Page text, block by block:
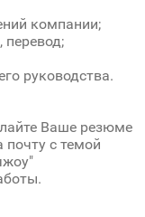
компании;
перевод;
руководства.
Ваше резюме
с темой